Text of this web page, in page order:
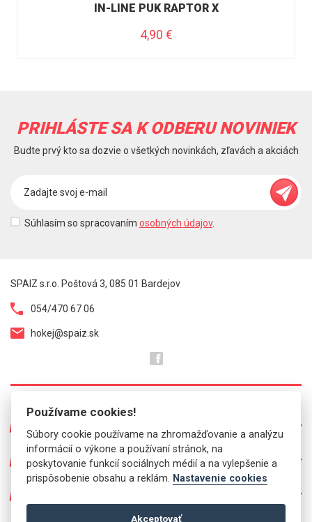
IN-LINE PUK RAPTOR X
4,90 €
PRIHLÁSTE SA K ODBERU NOVINIEK
Budte prvý kto sa dozvie o všetkých novinkách, zľavách a akciách
Súhlasím so spracovaním osobných údajov.
SPAIZ s.r.o. Poštová 3, 085 01 Bardejov
054/470 67 06
hokej@spaiz.sk
O NÁS
Prezentácia predajní
Kontakt
Mailinglist
Brúsenie korčúľ
PRE VÁS
Vernostný program
Používame cookies!
Súbory cookie používame na zhromažďovanie a analýzu
informácií o výkone a používaní stránok, na
poskytovanie funkcií sociálnych médií a na vylepšenie a
prispôsobenie obsahu a reklám. Nastavenie cookies
Akceptovať